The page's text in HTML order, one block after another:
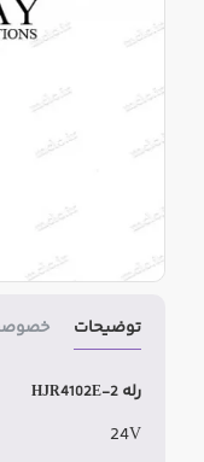
توضیحات
رله HJR4102E-2
24V